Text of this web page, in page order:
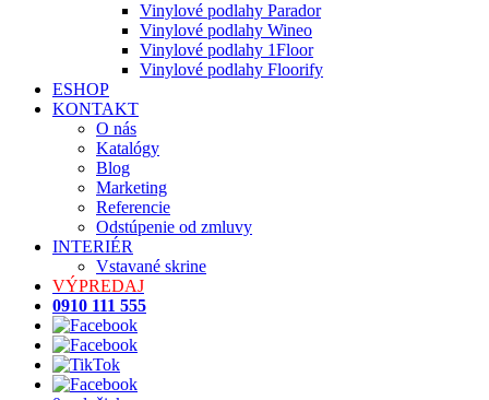
Vinylové podlahy Parador
Vinylové podlahy Wineo
Vinylové podlahy 1Floor
Vinylové podlahy Floorify
ESHOP
KONTAKT
O nás
Katalógy
Blog
Marketing
Referencie
Odstúpenie od zmluvy
INTERIÉR
Vstavané skrine
VÝPREDAJ
0910 111 555